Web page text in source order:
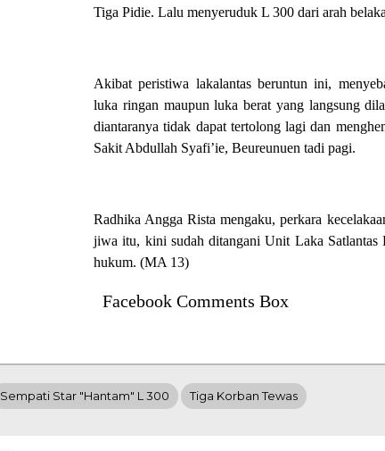
Tiga Pidie. Lalu menyeruduk L 300 dari arah
Akibat peristiwa lakalantas beruntun ini,
luka ringan maupun luka berat yang langsung
diantaranya tidak dapat tertolong lagi dan
Sakit Abdullah Syafi’ie, Beureunuen tadi pagi.
Radhika Angga Rista mengaku, perkara
jiwa itu, kini sudah ditangani Unit Laka Satlantas
hukum. (MA 13)
Facebook Comments Box
Sempati Star "Hantam" L 300 Tiga Korban Tewas